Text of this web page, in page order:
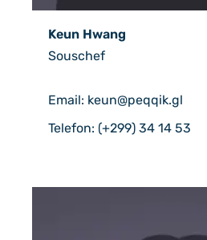
Keun Hwang
Souschef
Email: keun@peqqik.gl
Telefon: (+299) 34 14 53